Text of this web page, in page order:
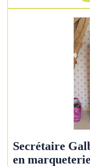
Secrétaire
en